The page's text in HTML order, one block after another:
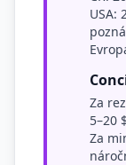
USA:
Za
5–20
Za